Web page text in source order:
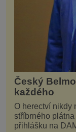
Český
každého
O herectví nikdy
stříbrného
přihlášku na